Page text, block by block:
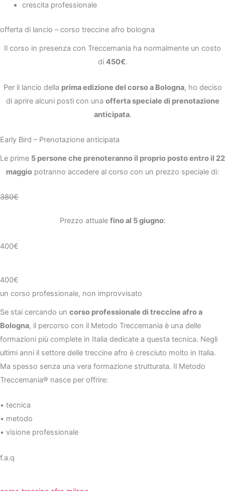
crescita professionale
offerta di lancio – corso treccine afro bologna
Il corso in presenza con Treccemania ha normalmente un costo
di 450€.
Per il lancio della prima edizione del corso a Bologna, ho deciso
di aprire alcuni posti con una offerta speciale di prenotazione
anticipata.
Early Bird – Prenotazione anticipata
Le prime 5 persone che prenoteranno il proprio posto entro il 22
maggio potranno accedere al corso con un prezzo speciale di:
380€
Prezzo attuale fino al 5 giugno:
400€
400€
un corso professionale, non improvvisato
Se stai cercando un corso professionale di treccine afro a
Bologna, il percorso con il Metodo Treccemania è una delle
formazioni più complete in Italia dedicate a questa tecnica. Negli
ultimi anni il settore delle treccine afro è cresciuto molto in Italia.
Ma spesso senza una vera formazione strutturata. Il Metodo
Treccemania®️ nasce per offrire:
• tecnica
• metodo
• visione professionale
f.a.q